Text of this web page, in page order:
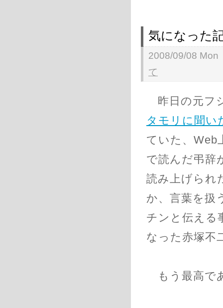
気になった
2008/09/08 Mon
て
昨日の元フ
タモリに聞
ていた、Web
で読んだ弔辞
読み上げられ
か、言葉を扱
チンと伝える
なった赤塚不
もう最高で